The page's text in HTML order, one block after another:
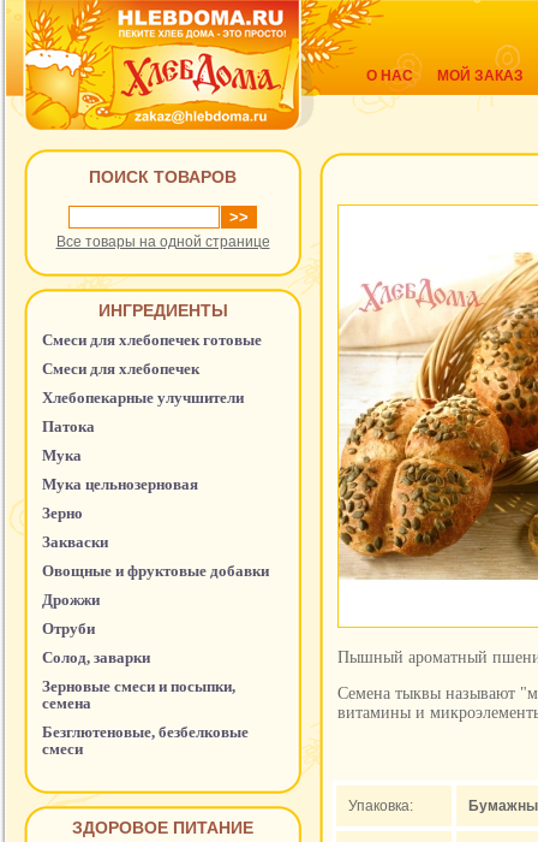
О НАС МОЙ ЗАКАЗ
ПОИСК ТОВАРОВ
Все товары на одной странице
ИНГРЕДИЕНТЫ
Смеси для хлебопечек готовые
Смеси для хлебопечек
Хлебопекарные улучшители
Патока
Мука
Мука цельнозерновая
Зерно
Закваски
Овощные и фруктовые добавки
Дрожжи
Отруби
Солод, заварки
Зерновые смеси и посыпки,
семена
Безглютеновые, безбелковые
смеси
ЗДОРОВОЕ ПИТАНИЕ
Пышный ароматный
Семена тыквы называют
витамины и
Упаковка: